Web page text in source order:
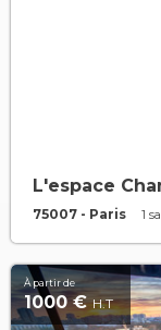
L'espace
75007 - Paris 1
À partir de
1000 €H.T